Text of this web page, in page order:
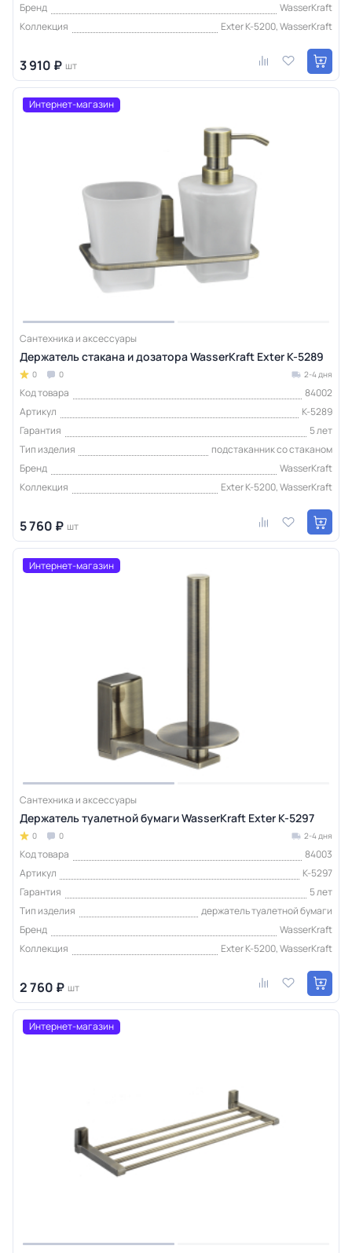
Бренд
WasserKraft
Коллекция
Exter K-5200, WasserKraft
3 910 ₽ шт
Интернет-магазин
Сантехника и аксессуары
Держатель стакана и дозатора WasserKraft Exter K-5289
0 0 2-4 дня
Код товара
84002
Артикул
K-5289
Гарантия
5 лет
Тип изделия
подстаканник со стаканом
Бренд
WasserKraft
Коллекция
Exter K-5200, WasserKraft
5 760 ₽ шт
Интернет-магазин
Сантехника и аксессуары
Держатель туалетной бумаги WasserKraft Exter K-5297
0 0 2-4 дня
Код товара
84003
Артикул
K-5297
Гарантия
5 лет
Тип изделия
держатель туалетной бумаги
Бренд
WasserKraft
Коллекция
Exter K-5200, WasserKraft
2 760 ₽ шт
Интернет-магазин